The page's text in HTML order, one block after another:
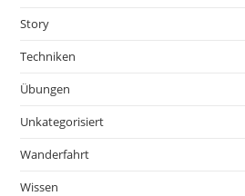
Story
Techniken
Übungen
Unkategorisiert
Wanderfahrt
Wissen